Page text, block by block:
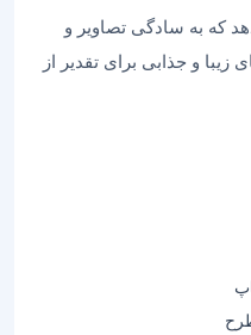
که به سادگی تصاویر و
و جذابی برای تقدیر از